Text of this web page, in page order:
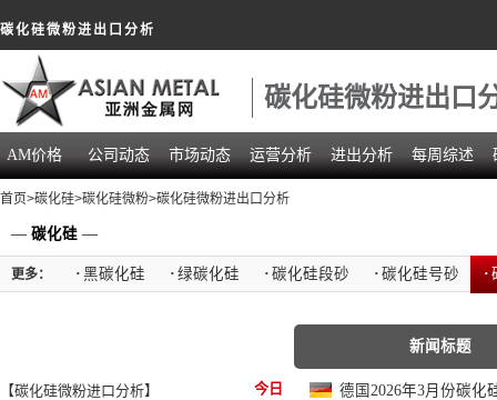
碳化硅微粉进出口分析
碳化硅微粉进出口
AM价格 公司动态 市场动态 运营分析 进出分析 每周综述
首页>碳化硅>碳化硅微粉>碳化硅微粉进出口分析
— 碳化硅 —
更多： · 黑碳化硅 · 绿碳化硅 · 碳化硅段砂 · 碳化硅号砂 ·
【碳化硅微粉进口分析】 今日
新闻标题
德国2026年3月份碳化